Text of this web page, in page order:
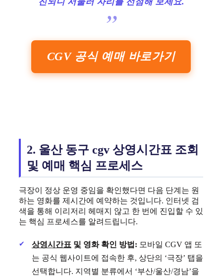
CGV 공식 예매 바로가기
2. 울산 동구 cgv 상영시간표 조회
및 예매 핵심 프로세스
극장이 정상 운영 중임을 확인했다면 다음 단계는 원
하는 영화를 제시간에 예약하는 것입니다. 인터넷 검
색을 통해 이리저리 헤매지 않고 한 번에 진입할 수 있
는 핵심 프로세스를 알려드립니다.
상영시간표 및 영화 확인 방법: 모바일 CGV 앱 또
는 공식 웹사이트에 접속한 후, 상단의 ‘극장’ 탭을
선택합니다. 지역별 분류에서 ‘부산/울산/경남’을